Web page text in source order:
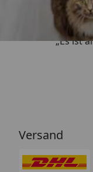
„Es ist
Versand